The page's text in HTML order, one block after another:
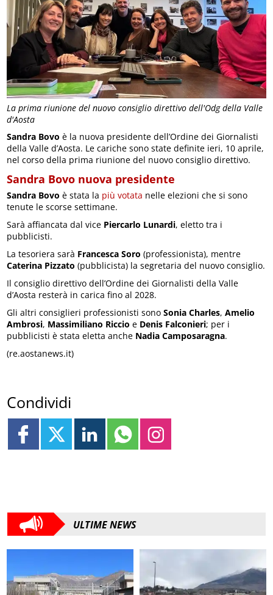
La prima riunione del nuovo consiglio direttivo dell'Odg della Valle
d'Aosta
Sandra Bovo è la nuova presidente dell’Ordine dei Giornalisti
della Valle d’Aosta. Le cariche sono state definite ieri, 10 aprile,
nel corso della prima riunione del nuovo consiglio direttivo.
Sandra Bovo nuova presidente
Sandra Bovo è stata la più votata nelle elezioni che si sono
tenute le scorse settimane.
Sarà affiancata dal vice Piercarlo Lunardi, eletto tra i
pubblicisti.
La tesoriera sarà Francesca Soro (professionista), mentre
Caterina Pizzato (pubblicista) la segretaria del nuovo consiglio.
Il consiglio direttivo dell’Ordine dei Giornalisti della Valle
d’Aosta resterà in carica fino al 2028.
Gli altri consiglieri professionisti sonoSonia Charles,Amelio
Ambrosi, Massimiliano Riccio e Denis Falconieri; per i
pubblicisti è stata eletta anche Nadia Camposaragna.
(re.aostanews.it)
Condividi
ULTIME NEWS